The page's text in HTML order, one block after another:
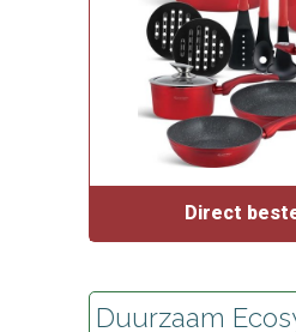
Direct
Duurzaam